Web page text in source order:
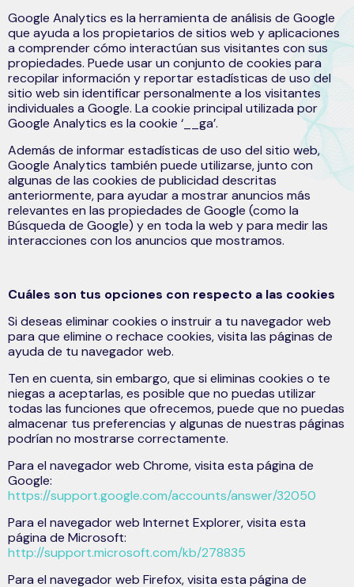
Google Analytics es la herramienta de análisis de Google
que ayuda a los propietarios de sitios web y aplicaciones
a comprender cómo interactúan sus visitantes con sus
propiedades. Puede usar un conjunto de cookies para
recopilar información y reportar estadísticas de uso del
sitio web sin identificar personalmente a los visitantes
individuales a Google. La cookie principal utilizada por
Google Analytics es la cookie ‘__ga’.
Además de informar estadísticas de uso del sitio web,
Google Analytics también puede utilizarse, junto con
algunas de las cookies de publicidad descritas
anteriormente, para ayudar a mostrar anuncios más
relevantes en las propiedades de Google (como la
Búsqueda de Google) y en toda la web y para medir las
interacciones con los anuncios que mostramos.
Cuáles son tus opciones con respecto a las cookies
Si deseas eliminar cookies o instruir a tu navegador web
para que elimine o rechace cookies, visita las páginas de
ayuda de tu navegador web.
Ten en cuenta, sin embargo, que si eliminas cookies o te
niegas a aceptarlas, es posible que no puedas utilizar
todas las funciones que ofrecemos, puede que no puedas
almacenar tus preferencias y algunas de nuestras páginas
podrían no mostrarse correctamente.
Para el navegador web Chrome, visita esta página de
Google:
https://support.google.com/accounts/answer/32050
Para el navegador web Internet Explorer, visita esta
página de Microsoft:
http://support.microsoft.com/kb/278835
Para el navegador web Firefox, visita esta página de